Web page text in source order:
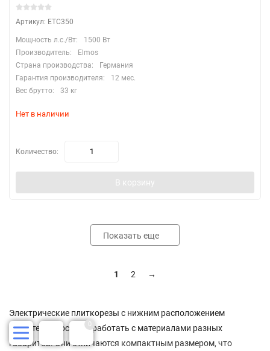
Артикул: ETC350
Мощность л.с./Вт:
1500 Вт
Производитель:
Elmos
Страна производства:
Германия
Гарантия производителя:
12 мес.
Вес брутто:
33 кг
Нет в наличии
Количество:
В корзину
Показать еще
1 2 →
Электрические плиткорезы с нижним расположением
двигателя способны работать с материалами разных
габаритов. Они отличаются компактным размером, что
0